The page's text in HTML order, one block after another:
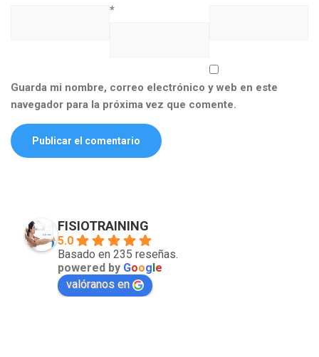
*
Guarda mi nombre, correo electrónico y web en este
navegador para la próxima vez que comente.
FISIOTRAINING
5.0
Basado en 235 reseñas.
powered by Google
valóranos en